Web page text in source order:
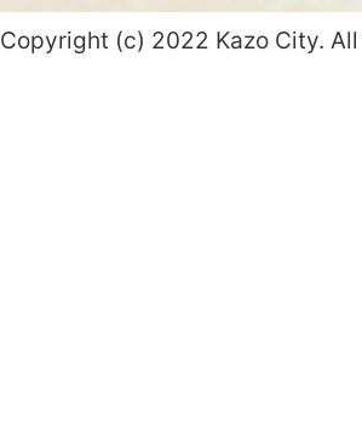
Copyright (c) 2022 Kazo City.